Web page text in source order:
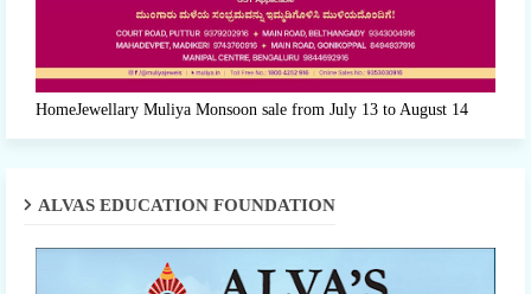
HomeJewellary Muliya Monsoon sale from July 13 to August 14
ALVAS EDUCATION FOUNDATION